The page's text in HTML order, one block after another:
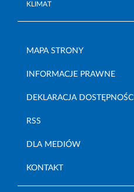
KLIMAT
MAPA STRONY
INFORMACJE PRAWNE
DEKLARACJA DOSTĘPNOŚCI
RSS
DLA MEDIÓW
KONTAKT